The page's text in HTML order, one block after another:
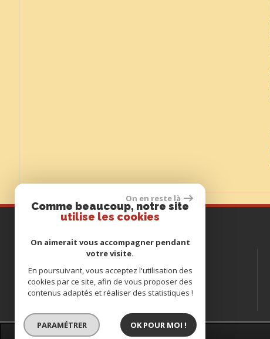
05 65 32 52 63
E-MAIL : formulaire@vayracimmobilier.com
ADRESSE : 189, Avenue d'Uxellodunum
46110 Vayrac
On en reste là
Comme beaucoup, notre site
utilise les cookies
On aimerait vous accompagner pendant
votre visite.
En poursuivant, vous acceptez l'utilisation des
cookies par ce site, afin de vous proposer des
contenus adaptés et réaliser des statistiques !
PARAMÉTRER OK POUR MOI !